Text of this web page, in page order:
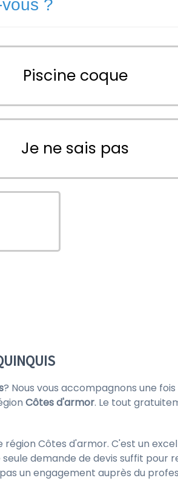
?
Piscine coque
Je ne sais pas
? Nous vous accompagnons une
Côtes d'armor. Le tout
Côtes d'armor. C'est un
demande de devis suffit pour
un engagement auprès du